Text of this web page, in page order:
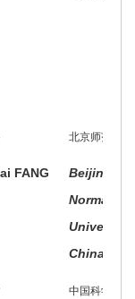
FANG
北京师范大学
Beijing
Normal
University,
China
中国科学院